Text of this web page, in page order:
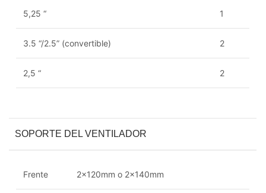
5,25 “ 1
3.5 “/2.5” (convertible) 2
2,5 “ 2
SOPORTE DEL VENTILADOR
Frente 2x120mm o 2x140mm